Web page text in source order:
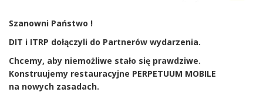
Szanowni Państwo !
DIT i ITRP dołączyli do Partnerów wydarzenia.
Chcemy, aby niemożliwe stało się prawdziwe.
Konstruujemy restauracyjne PERPETUUM MOBILE
na nowych zasadach.